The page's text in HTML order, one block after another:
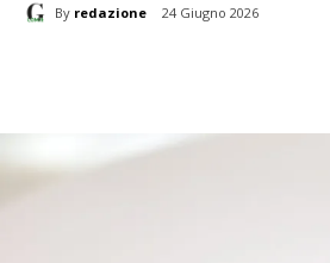
By redazione 24 Giugno 2026